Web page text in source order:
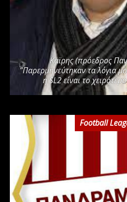
Καϊρης (πρόεδρος
”Παρερμηνεύτηκαν τα λόγια
η SL2 είναι το
Football